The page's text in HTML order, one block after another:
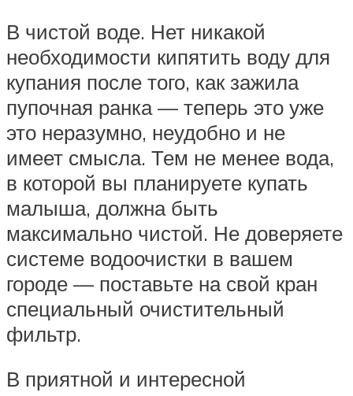
В чистой воде. Нет никакой
необходимости кипятить воду для
купания после того, как зажила
пупочная ранка — теперь это уже
это неразумно, неудобно и не
имеет смысла. Тем не менее вода,
в которой вы планируете купать
малыша, должна быть
максимально чистой. Не доверяете
системе водоочистки в вашем
городе — поставьте на свой кран
специальный очистительный
фильтр.
В приятной и интересной